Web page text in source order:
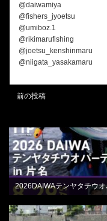
@daiwamiya
@fishers_jyoetsu
@umiboz.1
@rikimarufishing
@joetsu_kenshinmaru
@niigata_yasakamaru
前の投稿
BLOG
BLOG